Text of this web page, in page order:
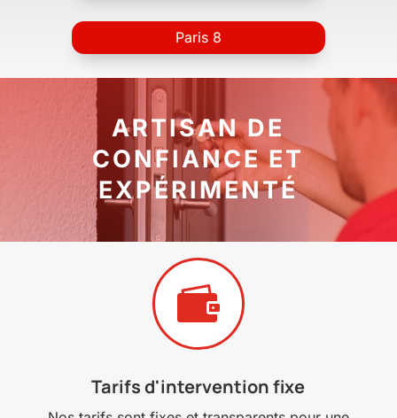
Paris 8
ARTISAN DE
CONFIANCE ET
EXPÉRIMENTÉ

Tarifs d'intervention fixe